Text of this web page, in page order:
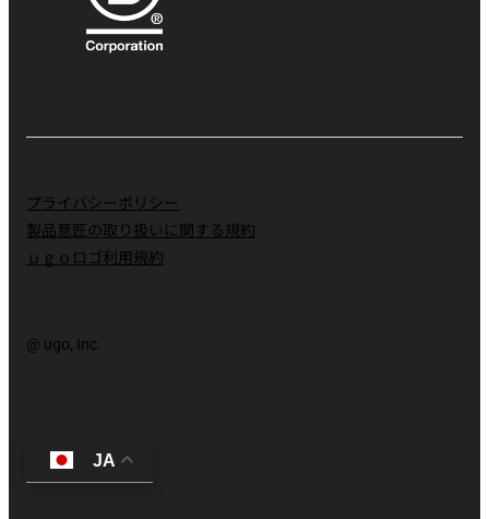
@ ugo, Inc.
プライバシーポリシー
製品意匠の取り扱いに関する規約
ｕｇｏロゴ利用規約
JA